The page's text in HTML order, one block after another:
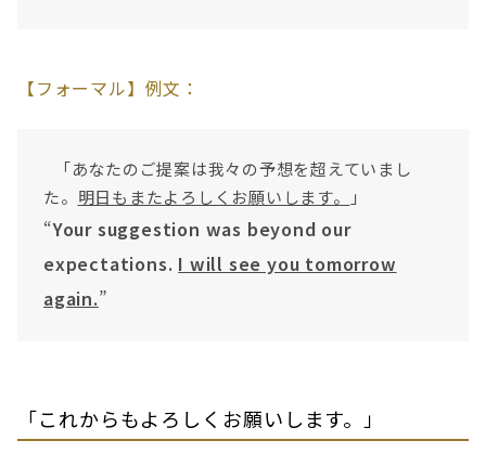
【フォーマル】例文：
「あなたのご提案は我々の予想を超えていまし
た。 明日もまたよろしくお願いします。 」
“Your suggestion was beyond our
expectations. I will see you tomorrow
again.”
「これからもよろしくお願いします。」